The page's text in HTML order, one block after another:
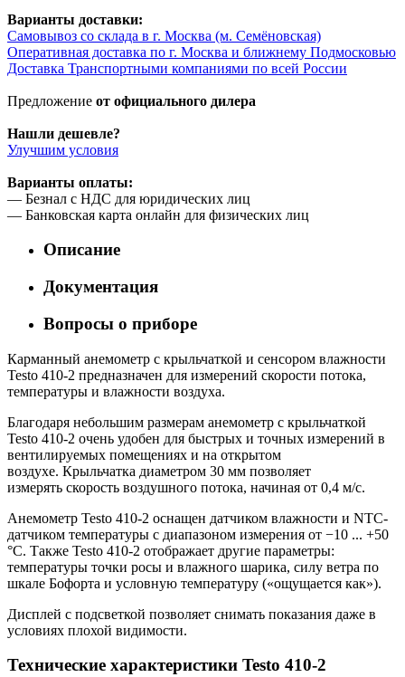
Варианты доставки:
Самовывоз со склада в г. Москва (м. Семёновская)
Оперативная доставка по г. Москва и ближнему Подмосковью
Доставка Транспортными компаниями по всей России
Предложение от официального дилера
Нашли дешевле?
Улучшим условия
Варианты оплаты:
— Безнал с НДС для юридических лиц
— Банковская карта онлайн для физических лиц
Описание
Документация
Вопросы о приборе
Карманный анемометр с крыльчаткой и сенсором влажности
Testo 410-2 предназначен для измерений скорости потока,
температуры и влажности воздуха.
Благодаря небольшим размерам анемометр с крыльчаткой
Testo 410-2 очень удобен для быстрых и точных измерений в
вентилируемых помещениях и на открытом
воздухе. Крыльчатка диаметром 30 мм позволяет
измерять скорость воздушного потока, начиная от 0,4 м/с.
Анемометр Testo 410-2 оснащен датчиком влажности и NTC-
датчиком температуры с диапазоном измерения от −10 ... +50
°C. Также Testo 410-2 отображает другие параметры:
температуры точки росы и влажного шарика, силу ветра по
шкале Бофорта и условную температуру («ощущается как»).
Дисплей с подсветкой позволяет снимать показания даже в
условиях плохой видимости.
Технические характеристики Testo 410-2